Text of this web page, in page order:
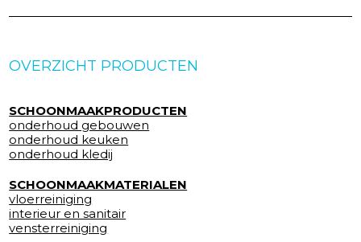
OVERZICHT PRODUCTEN
SCHOONMAAKPRODUCTEN
onderhoud gebouwen
onderhoud keuken
onderhoud kledij
SCHOONMAAKMATERIALEN
vloerreiniging
interieur en sanitair
vensterreiniging